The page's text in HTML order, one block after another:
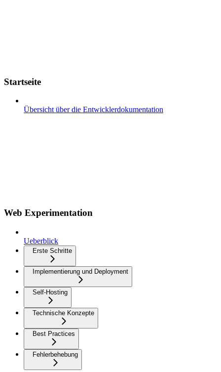
Startseite
Übersicht über die Entwicklerdokumentation
Web Experimentation
Ueberblick
Erste Schritte
Implementierung und Deployment
Self-Hosting
Technische Konzepte
Best Practices
Fehlerbehebung